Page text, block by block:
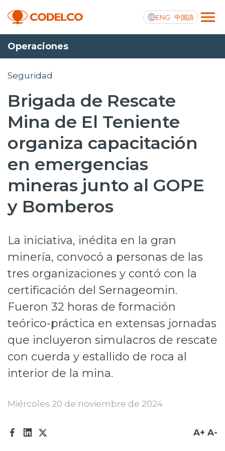
ENG 中国語
Transparencia activa
Nosotros
Proyectos
Sustentabilidad
Prensa
Trabaja en Codelco
Transparencia activa
Canales de denuncia
Proveedores
Acceso trabajadores/as
Operaciones
Seguridad
Brigada de Rescate
Mina de El Teniente
organiza capacitación
en emergencias
mineras junto al GOPE
y Bomberos
La iniciativa, inédita en la gran
minería, convocó a personas de las
tres organizaciones y contó con la
certificación del Sernageomin.
Fueron 32 horas de formación
teórico-práctica en extensas jornadas
que incluyeron simulacros de rescate
con cuerda y estallido de roca al
interior de la mina.
Miércoles 20 de noviembre de 2024
A+ A-